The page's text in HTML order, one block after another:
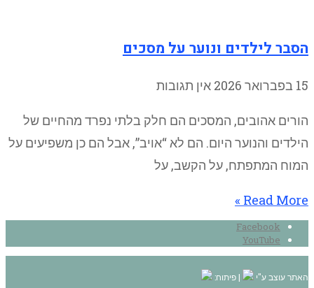
הסבר לילדים ונוער על מסכים
15 בפברואר 2026 אין תגובות
הורים אהובים, המסכים הם חלק בלתי נפרד מהחיים של
הילדים והנוער היום. הם לא “אויב”, אבל הם כן משפיעים על
המוח המתפתח, על הקשב, על
Read More »
Facebook
YouTube
האתר עוצב ע"י | פיתוח: